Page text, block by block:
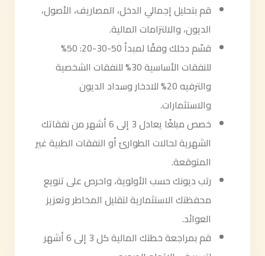
قم بتحليل إجمالي الدخل، المصاريف، الأصول،
الديون، والالتزامات المالية.
قسّم دخلك وفقًا لمبدأ 50-30-20: 50%
للنفقات الأساسية 30% للنفقات الشخصية
والترفيه 20% للادخار وسداد الديون
والاستثمارات.
خصص مبلغًا يعادل 3 إلى 6 أشهر من نفقاتك
الشهرية لحالات الطوارئ أو النفقات الطبية غير
المتوقعة.
رتب ديونك حسب الأولوية، واحرص على تنويع
محفظتك الاستثمارية لتقليل المخاطر وتعزيز
العوائد.
قم بمراجعة خطتك المالية كل 3 إلى 6 أشهر